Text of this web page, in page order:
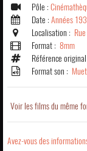
Pôle :
Date : Années
Localisation :
Format : 8mm
Référence
Format son : Muet
Voir les films du même
Avez-vous des